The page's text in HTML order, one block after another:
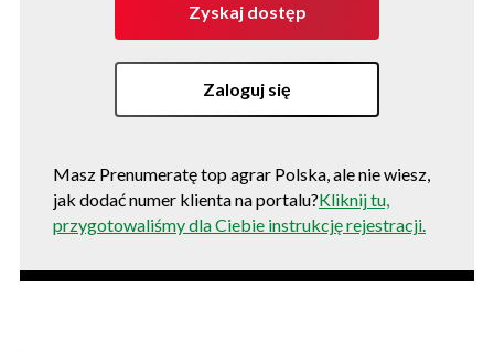
Zyskaj dostęp
Zaloguj się
Masz Prenumeratę top agrar Polska, ale nie wiesz,
jak dodać numer klienta na portalu?Kliknij tu,
przygotowaliśmy dla Ciebie instrukcję rejestracji.